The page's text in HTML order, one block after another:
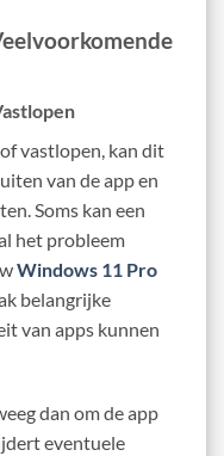
of vastlopen, kan dit
van de app en
Soms kan een
het probleem
Windows 11 Pro
belangrijke
van apps kunnen
dan om de app
eventuele